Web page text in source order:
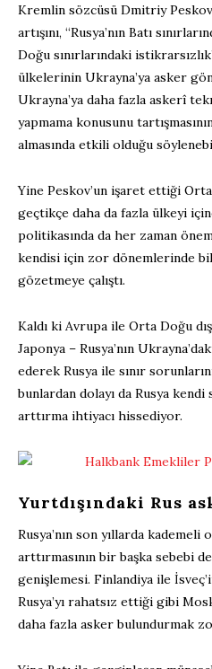
Kremlin sözcüsü Dmitriy Peskov
artışını, “Rusya’nın Batı
Doğu sınırlarındaki
ülkelerinin Ukrayna’ya asker
Ukrayna’ya daha fazla askerî
yapmama konusunu
almasında etkili olduğu
Yine Peskov’un işaret ettiği
geçtikçe daha da fazla ülkeyi
politikasında da her zaman
kendisi için zor dönemlerinde
gözetmeye çalıştı.
Kaldı ki Avrupa ile Orta Doğu
Japonya – Rusya’nın
ederek Rusya ile sınır
bunlardan dolayı da Rusya kendi
arttırma ihtiyacı hissediyor.
Yurtdışındaki Rus
Rusya’nın son yıllarda kademeli
arttırmasının bir başka sebebi
genişlemesi. Finlandiya ile
Rusya’yı rahatsız ettiği gibi
daha fazla asker bulundurmak